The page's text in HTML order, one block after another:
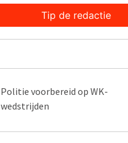
Tip de redactie
Politie voorbereid op WK-
wedstrijden